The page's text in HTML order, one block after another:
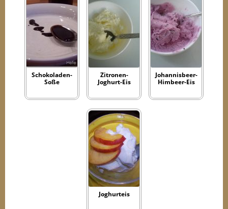
Schokoladen-
Soße
Zitronen-
Joghurt-Eis
Johannisbeer-
Himbeer-Eis
Joghurteis